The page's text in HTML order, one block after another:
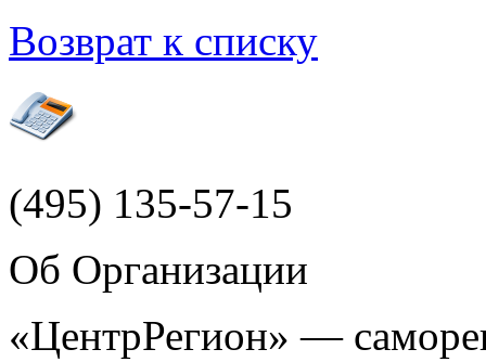
Возврат к списку
(495) 135-57-15
Об Организации
«ЦентрРегион» —